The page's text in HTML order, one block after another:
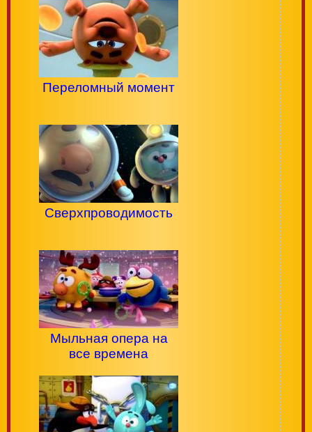
Переломный момент
Сверхпроводимость
Мыльная опера на
все времена